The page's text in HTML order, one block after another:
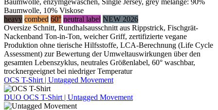
Baumwolle, enzymgewaschen, Single Jersey, grey melange: 90%
Baumwolle, 10% Viskose
heavy combed 60° neutral label NEW 2026
Oversize Schnitt, Rundhalsausschnitt aus Rippstrick, Fischgrät-
Nackenband Ton-in-Ton, weicher Griff, zertifizierte vegane
Produktion ohne tierische Hilfsstoffe, LCA-Berechnung (Life Cycle
Assessment) zur Bewertung der Umweltauswirkungen über den
gesamten Lebenszyklus, neutrales Größenlabel, 60° waschbar,
trocknergeeignet bei niedriger Temperatur
OCS T-Shirt | Untagged Movement
DUO OCS T-Shirt | Untagged Movement